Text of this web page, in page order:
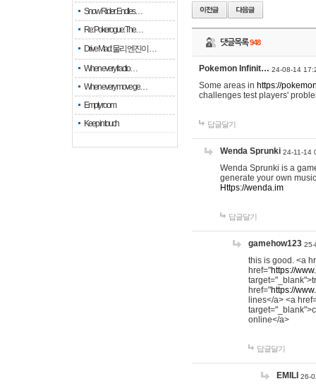
Snow Rider: Endles…
Re: Pokerogue: The…
Drive Mad: 물리 엔진이 …
When every fractio…
When every move ge…
Empty room
Keep in touch
댓글목록948
Pokemon Infinit… 24-08-14
Some areas in https://
challenges test players'
답글달기
Wenda Sprunki 24-11-14
Wenda Sprunki is a
generate your own
Https://wenda.im
답글달기
gamehow123 25-
this is good. <a
href="https://
href="https://
lines</a> <a
online</a>
답글달기
EMILI 26-